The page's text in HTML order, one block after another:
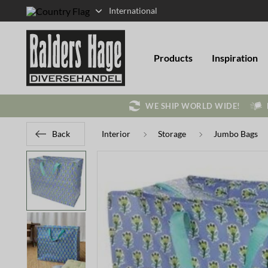
International
Products Inspiration
WE SHIP WORLD WIDE!
Back Interior Storage Jumbo Bags